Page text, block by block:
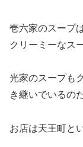
壱六家のスープ
クリーミーなス
光家のスープも
き継いでいるの
お店は天王町と